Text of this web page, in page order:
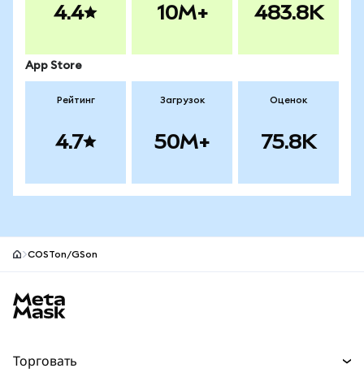
4.4 10M+ 483.8K
App Store
Рейтинг
4.7
Загрузок
50M+
Оценок
75.8K
COSTon/GSon
Торговать